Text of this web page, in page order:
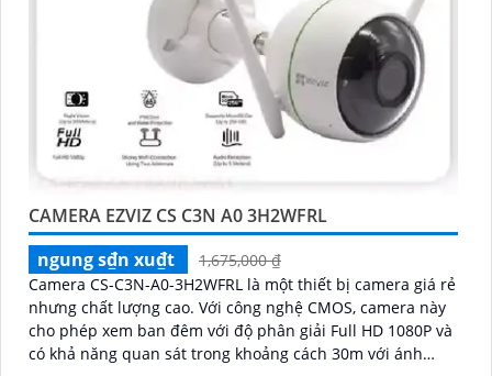
CAMERA EZVIZ CS C3N A0 3H2WFRL
ngung s₫n xu₫t
1,675,000 ₫
Camera CS-C3N-A0-3H2WFRL là một thiết bị camera giá rẻ
nhưng chất lượng cao. Với công nghệ CMOS, camera này
cho phép xem ban đêm với độ phân giải Full HD 1080P và
có khả năng quan sát trong khoảng cách 30m với ánh